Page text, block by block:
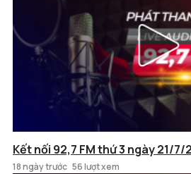
Kết nối 92,7 FM thứ 3 ngày 21/7/
18 ngày trước 56 lượt xem